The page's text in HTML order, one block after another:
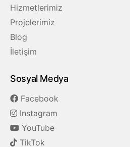
Hizmetlerimiz
Projelerimiz
Blog
İletişim
Sosyal Medya
Facebook
Instagram
YouTube
TikTok